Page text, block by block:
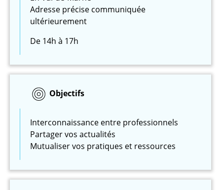
Adresse précise communiquée
ultérieurement
De 14h à 17h
Objectifs
Interconnaissance entre professionnels
Partager vos actualités
Mutualiser vos pratiques et ressources